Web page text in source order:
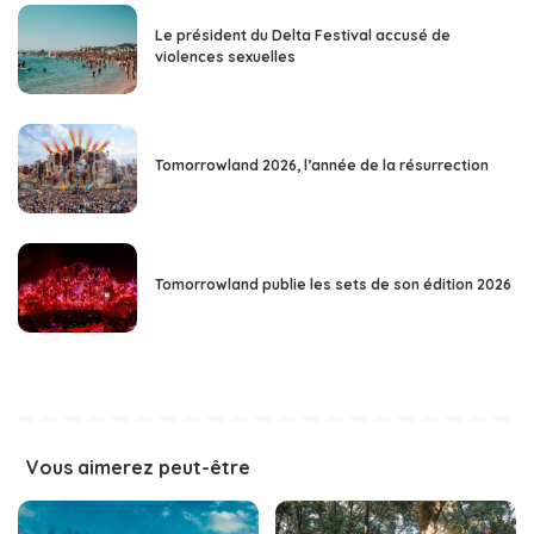
Le président du Delta Festival accusé de
violences sexuelles
Tomorrowland 2026, l’année de la résurrection
Tomorrowland publie les sets de son édition 2026
Vous aimerez peut-être